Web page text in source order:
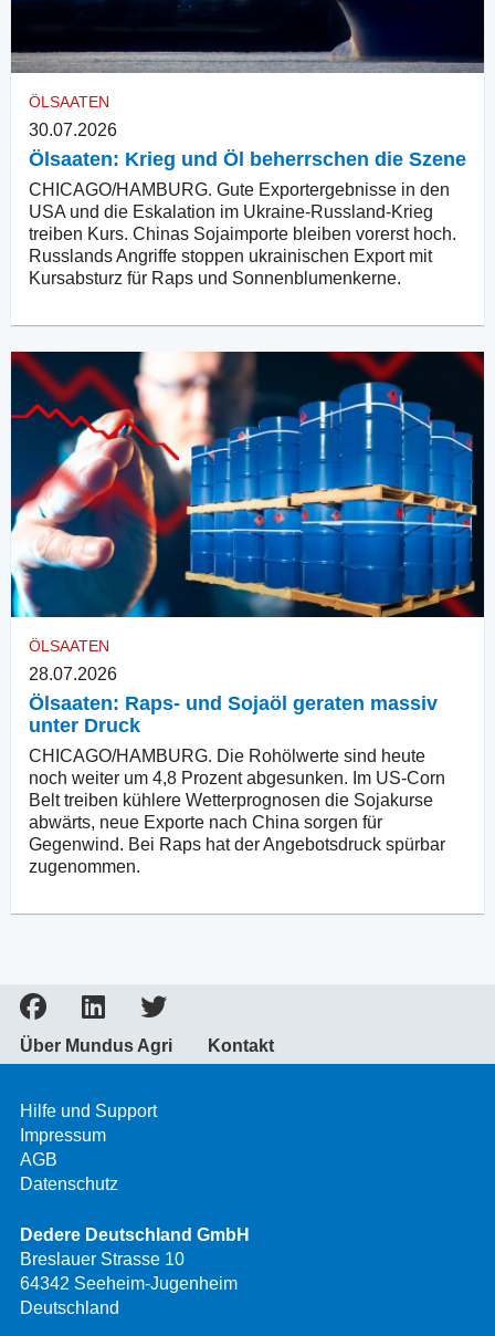
ÖLSAATEN
30.07.2026
Ölsaaten: Krieg und Öl beherrschen die Szene
CHICAGO/HAMBURG. Gute Exportergebnisse in den
USA und die Eskalation im Ukraine-Russland-Krieg
treiben Kurs. Chinas Sojaimporte bleiben vorerst hoch.
Russlands Angriffe stoppen ukrainischen Export mit
Kursabsturz für Raps und Sonnenblumenkerne.
ÖLSAATEN
28.07.2026
Ölsaaten: Raps- und Sojaöl geraten massiv
unter Druck
CHICAGO/HAMBURG. Die Rohölwerte sind heute
noch weiter um 4,8 Prozent abgesunken. Im US-Corn
Belt treiben kühlere Wetterprognosen die Sojakurse
abwärts, neue Exporte nach China sorgen für
Gegenwind. Bei Raps hat der Angebotsdruck spürbar
zugenommen.
Über Mundus Agri Kontakt
Hilfe und Support
Impressum
AGB
Datenschutz
Dedere Deutschland GmbH
Breslauer Strasse 10
64342 Seeheim-Jugenheim
Deutschland